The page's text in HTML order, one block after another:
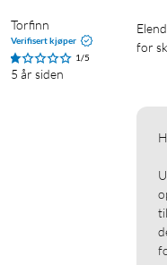
Torfinn
Verifisert kjøper
1/5
5 år siden
Elendig kvalitet. Krokodilletenner boir veldig
for